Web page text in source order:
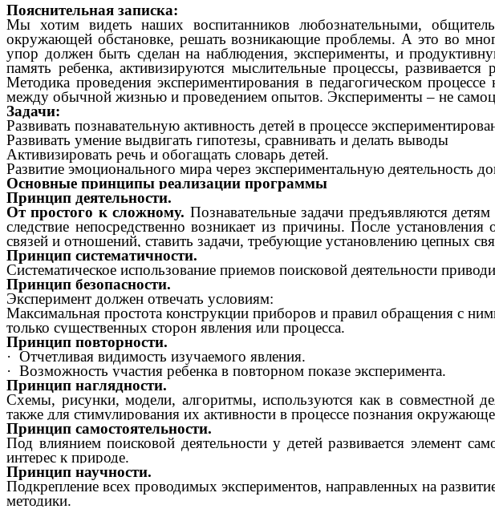
Пояснительная записка:
Мы хотим видеть наших воспитанников любознательными,
окружающей обстановке, решать возникающие проблемы. А это во
упор должен быть сделан на наблюдения, эксперименты, и
память ребенка, активизируются мыслительные процессы,
Методика проведения экспериментирования в педагогическом
между обычной жизнью и проведением опытов. Эксперименты – не
Задачи:
Развивать познавательную активность детей в процессе
Развивать умение выдвигать гипотезы, сравнивать и делать выводы
Активизировать речь и обогащать словарь детей.
Развитие эмоционального мира через экспериментальную деятельность
Основные принципы реализации программы
Принцип деятельности.
От простого к сложному. Познавательные задачи предъявляются
следствие непосредственно возникает из причины. После
связей и отношений, ставить задачи, требующие установлению цепных
Принцип систематичности.
Систематическое использование приемов поисковой деятельности
Принцип безопасности.
Эксперимент должен отвечать условиям:
Максимальная простота конструкции приборов и правил обращения с
только существенных сторон явления или процесса.
Принцип повторности.
· Отчетливая видимость изучаемого явления.
· Возможность участия ребенка в повторном показе эксперимента.
Принцип наглядности.
Схемы, рисунки, модели, алгоритмы, используются как в совместной
также для стимулирования их активности в процессе познания
Принцип самостоятельности.
Под влиянием поисковой деятельности у детей развивается элемент
интерес к природе.
Принцип научности.
Подкрепление всех проводимых экспериментов, направленных на
методики.